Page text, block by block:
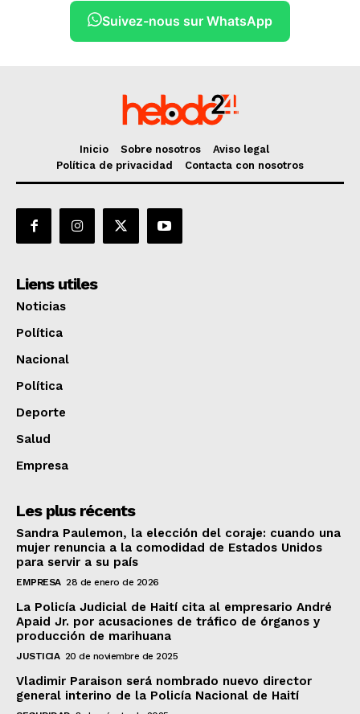
Suivez-nous sur WhatsApp
Inicio Sobre nosotros
Aviso legal
Política de privacidad
Contacta con nosotros
Liens utiles
Noticias
Política
Nacional
Política
Deporte
Salud
Empresa
Les plus récents
Sandra Paulemon, la elección del coraje: cuando una
mujer renuncia a la comodidad de Estados Unidos
para servir a su país
EMPRESA 28 de enero de 2026
La Policía Judicial de Haití cita al empresario André
Apaid Jr. por acusaciones de tráfico de órganos y
producción de marihuana
JUSTICIA 20 de noviembre de 2025
Vladimir Paraison será nombrado nuevo director
general interino de la Policía Nacional de Haití